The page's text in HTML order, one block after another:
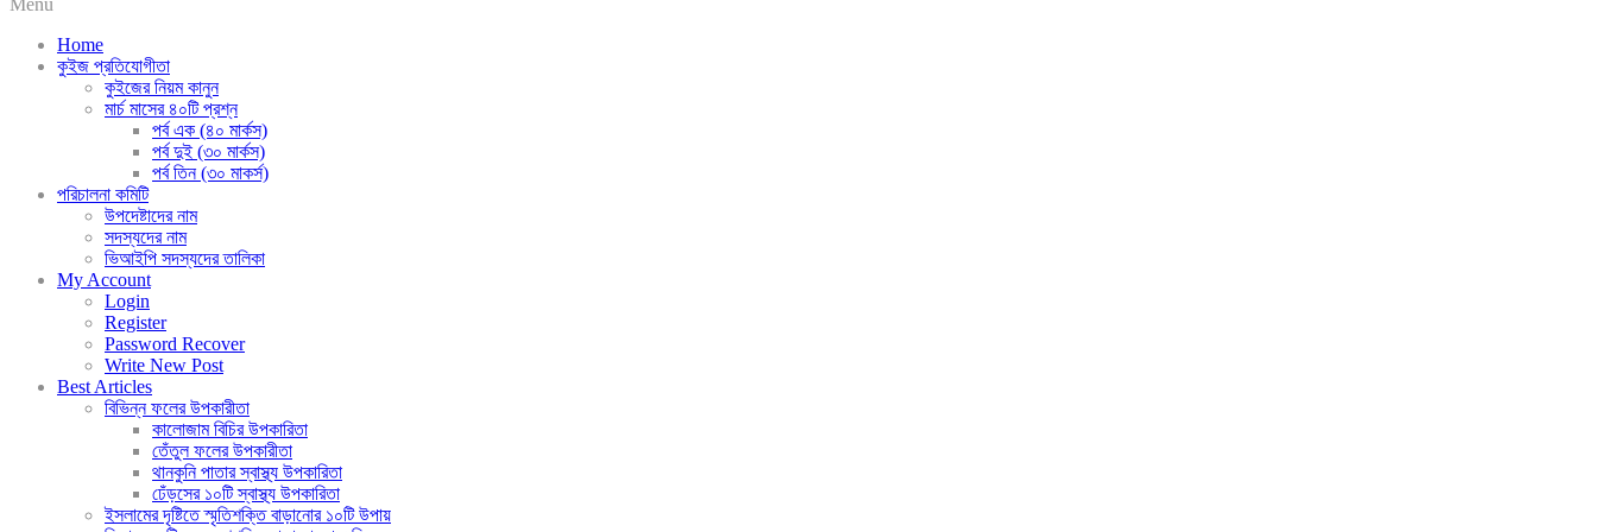
Menu
Home
কুইজ প্রতিযোগীতা
কুইজের নিয়ম কানুন
মার্চ মাসের ৪০টি প্রশ্ন
পর্ব এক (৪০ মার্কস)
পর্ব দুই (৩০ মার্কস)
পর্ব তিন (৩০ মাকর্স)
পরিচালনা কমিটি
উপদেষ্টাদের নাম
সদস্যদের নাম
ভিআইপি সদস্যদের তালিকা
My Account
Login
Register
Password Recover
Write New Post
Best Articles
বিভিন্ন ফলের উপকারীতা
কালোজাম বিচির উপকারিতা
তেঁতুল ফলের উপকারীতা
থানকুনি পাতার স্বাস্থ্য উপকারিতা
ঢেঁড়সের ১০টি স্বাস্থ্য উপকারিতা
ইসলামের দৃষ্টিতে স্মৃতিশক্তি বাড়ানোর ১০টি উপায়